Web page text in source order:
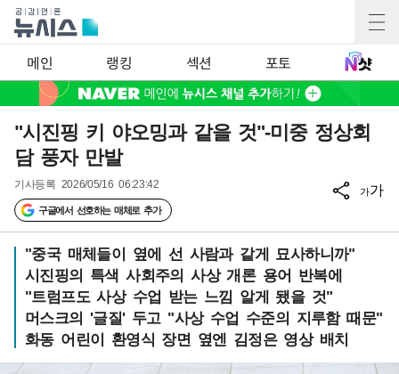
메인 랭킹 섹션 포토
"시진핑 키 야오밍과 같을 것"-미중 정상회
담 풍자 만발
기사등록 2026/05/16 06:23:42
구글에서 선호하는 매체로 추가
가가
"중국 매체들이 옆에 선 사람과 같게 묘사하니까"
시진핑의 특색 사회주의 사상 개론 용어 반복에
"트럼프도 사상 수업 받는 느낌 알게 됐을 것"
머스크의 '글질' 두고 "사상 수업 수준의 지루함 때문"
화동 어린이 환영식 장면 옆엔 김정은 영상 배치